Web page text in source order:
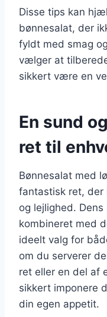
Disse tips kan
bønnesalat, der
fyldt med smag
vælger at
sikkert være en
En sund
ret til
Bønnesalat med
fantastisk ret, der
og lejlighed.
kombineret med
ideelt valg for
om du serverer
ret eller en del af
sikkert imponere
din egen appetit.